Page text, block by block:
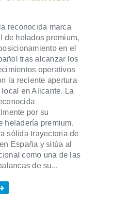
reconocida marca
de helados premium,
en el
tras alcanzar los
operativos
la reciente apertura
en Alicante. La
por su
heladería premium,
sólida trayectoria de
España y sitúa al
como una de las
de su...